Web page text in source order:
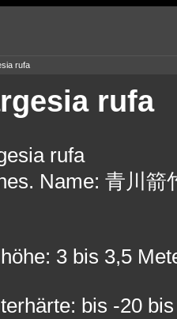
rufa
rufa
rufa
Name: 青川箭
3 bis 3,5
bis -20 bis